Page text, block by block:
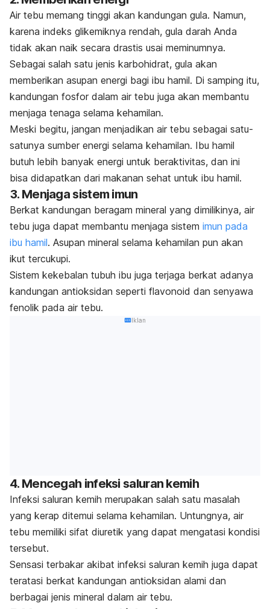
Air tebu memang tinggi akan kandungan gula. Namun,
karena indeks glikemiknya rendah, gula darah Anda
tidak akan naik secara drastis usai meminumnya.
Sebagai salah satu jenis karbohidrat, gula akan
memberikan asupan energi bagi ibu hamil. Di samping itu,
kandungan fosfor dalam air tebu juga akan membantu
menjaga tenaga selama kehamilan.
Meski begitu, jangan menjadikan air tebu sebagai satu-
satunya sumber energi selama kehamilan. Ibu hamil
butuh lebih banyak energi untuk beraktivitas, dan ini
bisa didapatkan dari makanan sehat untuk ibu hamil.
3. Menjaga sistem imun
Berkat kandungan beragam mineral yang dimilikinya, air
tebu juga dapat membantu menjaga sistem imun pada
ibu hamil. Asupan mineral selama kehamilan pun akan
ikut tercukupi.
Sistem kekebalan tubuh ibu juga terjaga berkat adanya
kandungan antioksidan seperti flavonoid dan senyawa
fenolik pada air tebu.
Iklan
4. Mencegah infeksi saluran kemih
Infeksi saluran kemih merupakan salah satu masalah
yang kerap ditemui selama kehamilan. Untungnya, air
tebu memiliki sifat diuretik yang dapat mengatasi kondisi
tersebut.
Sensasi terbakar akibat infeksi saluran kemih juga dapat
teratasi berkat kandungan antioksidan alami dan
berbagai jenis mineral dalam air tebu.